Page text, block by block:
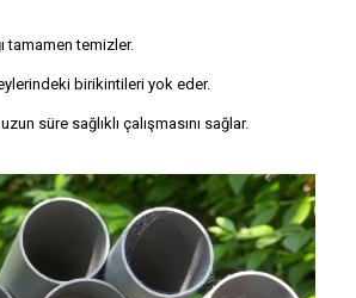
tamamen temizler.
birikintileri yok eder.
süre sağlıklı çalışmasını sağlar.